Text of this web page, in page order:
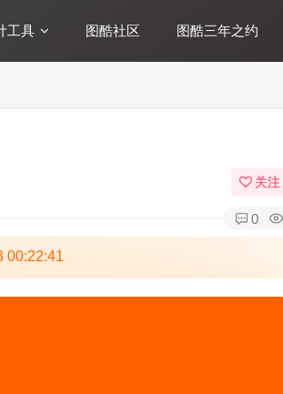
工具 图酷社区 图酷三年之约
关注
0
00:22:41